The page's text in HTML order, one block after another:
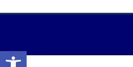
Abrir a barra de